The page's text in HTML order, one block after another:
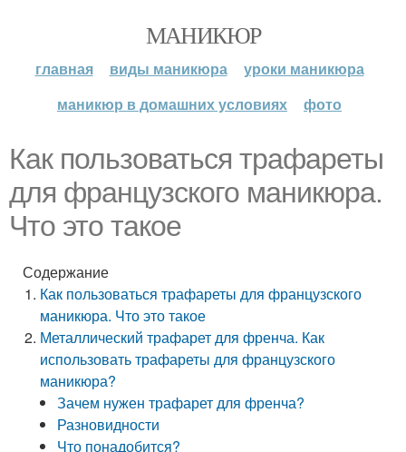
МАНИКЮР
главная виды маникюра
уроки маникюра
маникюр в домашних условиях
фото
Как пользоваться трафареты
для французского маникюра.
Что это такое
Содержание
Как пользоваться трафареты для французского
маникюра. Что это такое
Металлический трафарет для френча. Как
использовать трафареты для французского
маникюра?
Зачем нужен трафарет для френча?
Разновидности
Что понадобится?